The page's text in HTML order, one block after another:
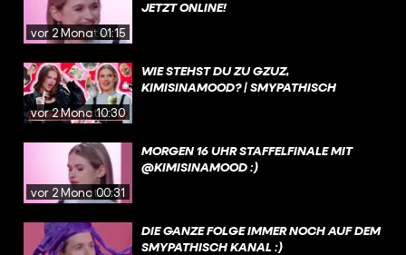
vor 2 Monaten01:15
JETZT ONLINE!
vor 2 Monaten
10:30
WIE STEHST DU ZU GZUZ,
KIMISINAMOOD? | SMYPATHISCH
vor 2 Monaten
00:31
MORGEN 16 UHR STAFFELFINALE MIT
@KIMISINAMOOD :)
DIE GANZE FOLGE IMMER NOCH AUF DEM
SMYPATHISCH KANAL :)